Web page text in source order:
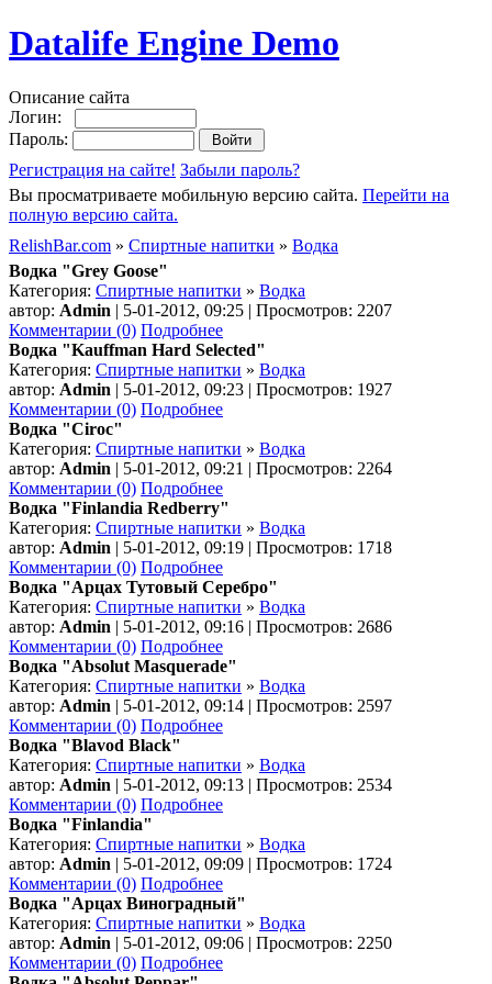
Datalife Engine Demo
Описание сайта
Логин:
Пароль:
Регистрация на сайте! Забыли пароль?
Вы просматриваете мобильную версию сайта. Перейти на
полную версию сайта.
RelishBar.com » Спиртные напитки » Водка
Водка "Grey Goose"
Категория: Спиртные напитки » Водка
автор: Admin | 5-01-2012, 09:25 | Просмотров: 2207
Комментарии (0) Подробнее
Водка "Kauffman Hard Selected"
Категория: Спиртные напитки » Водка
автор: Admin | 5-01-2012, 09:23 | Просмотров: 1927
Комментарии (0) Подробнее
Водка "Ciroc"
Категория: Спиртные напитки » Водка
автор: Admin | 5-01-2012, 09:21 | Просмотров: 2264
Комментарии (0) Подробнее
Водка "Finlandia Redberry"
Категория: Спиртные напитки » Водка
автор: Admin | 5-01-2012, 09:19 | Просмотров: 1718
Комментарии (0) Подробнее
Водка "Арцах Тутовый Серебро"
Категория: Спиртные напитки » Водка
автор: Admin | 5-01-2012, 09:16 | Просмотров: 2686
Комментарии (0) Подробнее
Водка "Absolut Masquerade"
Категория: Спиртные напитки » Водка
автор: Admin | 5-01-2012, 09:14 | Просмотров: 2597
Комментарии (0) Подробнее
Водка "Blavod Black"
Категория: Спиртные напитки » Водка
автор: Admin | 5-01-2012, 09:13 | Просмотров: 2534
Комментарии (0) Подробнее
Водка "Finlandia"
Категория: Спиртные напитки » Водка
автор: Admin | 5-01-2012, 09:09 | Просмотров: 1724
Комментарии (0) Подробнее
Водка "Арцах Виноградный"
Категория: Спиртные напитки » Водка
автор: Admin | 5-01-2012, 09:06 | Просмотров: 2250
Комментарии (0) Подробнее